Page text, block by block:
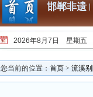
邯郸非遗
2026年8月7日 星期五
您当前的位置： 首页 > 流溪